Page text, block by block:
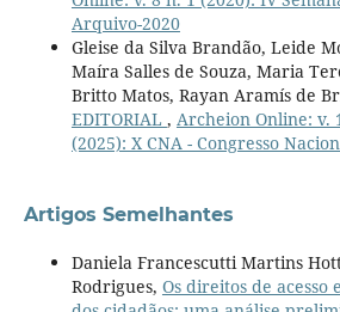
Arquivo-2020
Gleise da Silva Brandão, Leide
Maíra Salles de Souza, Maria
Britto Matos, Rayan Aramís de
EDITORIAL , Archeion Online: v.
(2025): X CNA - Congresso
Artigos Semelhantes
Daniela Francescutti Martins
Rodrigues, Os direitos de acesso